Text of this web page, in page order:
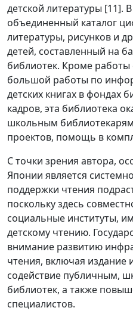
детской литературы [11].
объединенный каталог
литературы, рисунков и
детей, составленный на
библиотек. Кроме работы
большой работы по
детских книгах в фондах
кадров, эта библиотека
школьным
проектов, помощь в
С точки зрения автора,
Японии является
поддержки чтения
поскольку здесь
социальные институты,
детскому чтению.
внимание развитию
чтения, включая издание
содействие публичным,
библиотек, а также
специалистов.